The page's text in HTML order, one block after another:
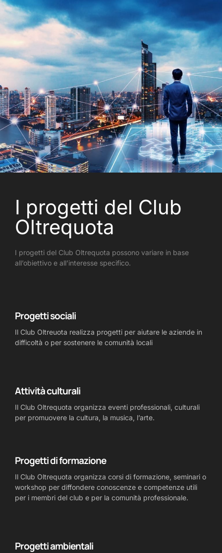
I progetti del Club
Oltrequota
I progetti del Club Oltrequota possono variare in base
all’obiettivo e all’interesse specifico.
Progetti sociali
Il Club Oltreuota realizza progetti per aiutare le aziende in
difficoltà o per sostenere le comunità locali
Attività culturali
Il Club Oltrequota organizza eventi professionali, culturali
per promuovere la cultura, la musica, l’arte.
Progetti di formazione
Il Club Oltrequota organizza corsi di formazione, seminari o
workshop per diffondere conoscenze e competenze utili
per i membri del club e per la comunità professionale.
Progetti ambientali